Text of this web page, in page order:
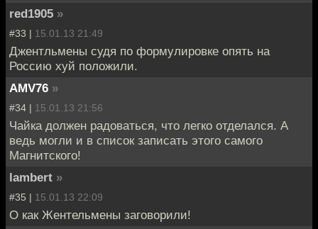
red1905 »
#33 | 15.01.13 21:49
Джентльмены судя по формулировке опять на
Россию хуй положили.
AMV76 »
#34 | 15.01.13 21:56
Чайка должен радоваться, что легко отделался. А
ведь могли и в список записать этого самого
Магнитского!
lambert »
#35 | 15.01.13 22:09
О как Жентельмены заговорили!